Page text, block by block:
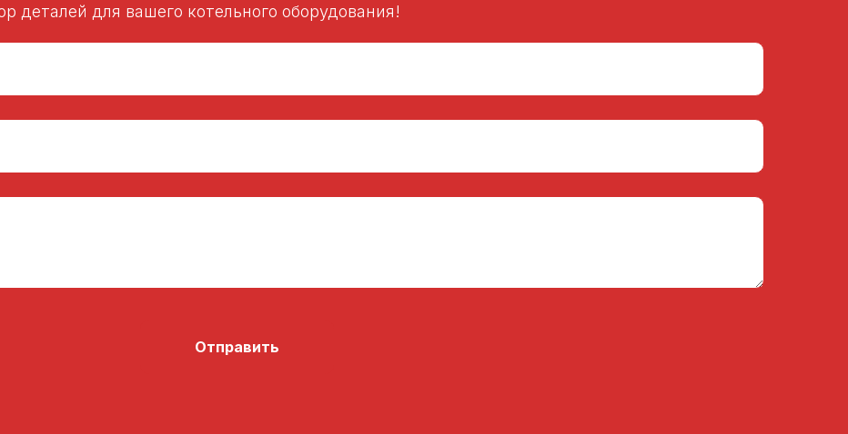
деталей для вашего котельного оборудования!
Отправить